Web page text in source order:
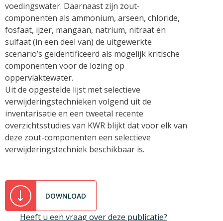
voedingswater. Daarnaast zijn zout-
componenten als ammonium, arseen, chloride,
fosfaat, ijzer, mangaan, natrium, nitraat en
sulfaat (in een deel van) de uitgewerkte
scenario’s geïdentificeerd als mogelijk kritische
componenten voor de lozing op
oppervlaktewater.
Uit de opgestelde lijst met selectieve
verwijderingstechnieken volgend uit de
inventarisatie en een tweetal recente
overzichtsstudies van KWR blijkt dat voor elk van
deze zout-componenten een selectieve
verwijderingstechniek beschikbaar is.
DOWNLOAD
Heeft u een vraag over deze publicatie?